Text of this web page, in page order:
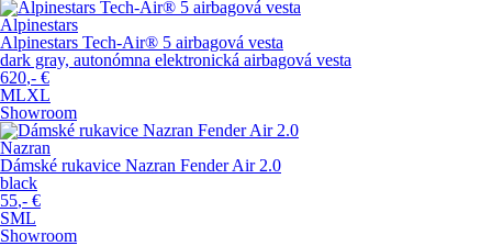
Alpinestars
Alpinestars Tech-Air® 5 airbagová vesta
dark gray, autonómna elektronická airbagová vesta
620,- €
MLXL
Showroom
Nazran
Dámské rukavice Nazran Fender Air 2.0
black
55,- €
SML
Showroom